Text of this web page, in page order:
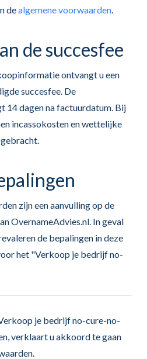
dealgemene voorwaarden
de succesfee
ontvangt u een
succesfee. De
14 dagen na factuurdatum. Bij
incassokosten en wettelijke
zijn een aanvulling op de
OvernameAdvies.nl. In geval
de bepalingen in deze
het "Verkoop je bedrijf no-
je bedrijf no-cure-no-
verklaart u akkoord te gaan